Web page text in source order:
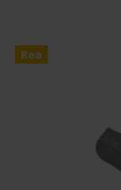
Rea